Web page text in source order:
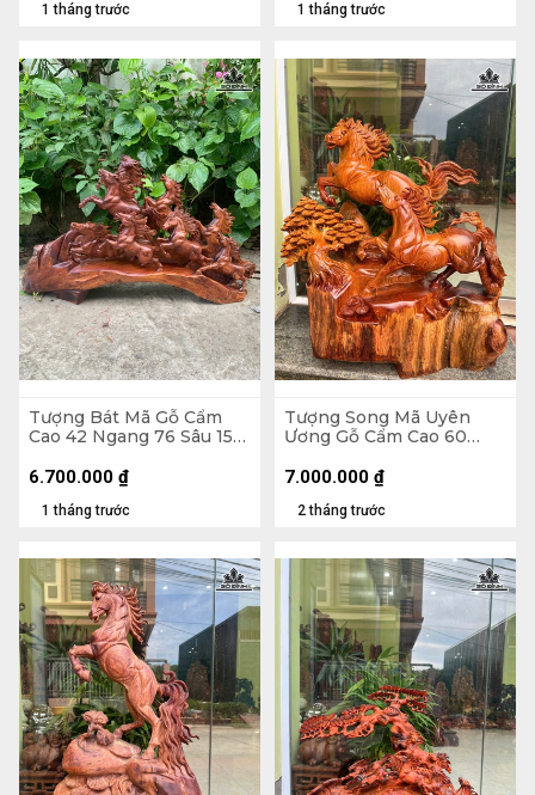
1 tháng trước 1 tháng trước
Tượng Bát Mã Gỗ Cẩm
Cao 42 Ngang 76 Sâu 15
1 tháng trước
6.700.000 ₫
Tượng Song Mã Uyên
Ương Gỗ Cẩm Cao 60
2 tháng trước
7.000.000 ₫